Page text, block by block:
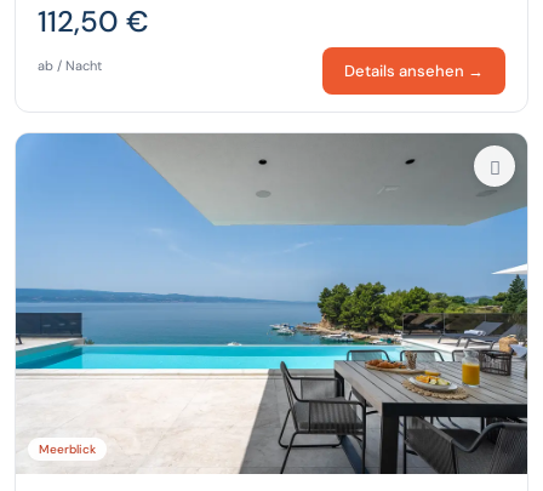
112,50 €
ab / Nacht Details ansehen →
Meerblick